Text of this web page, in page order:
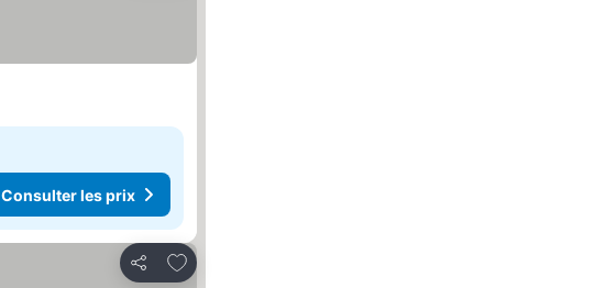
Consulter les prix
Partager
Ajouter à mes favoris